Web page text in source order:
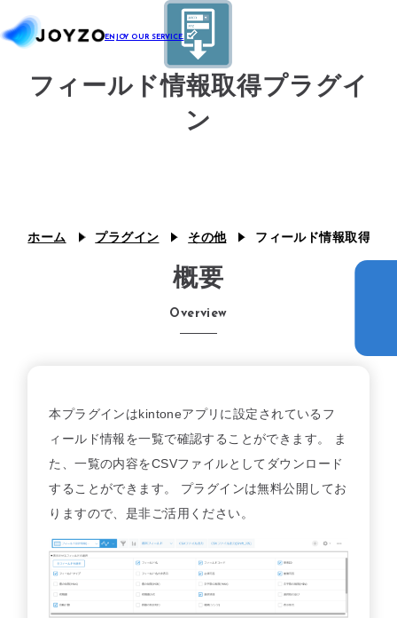
ジョイとも
J Camp
セミナー
簡単
フィールド情報取得プラグイ
ン
ホーム プラグイン その他 フィールド情報取得プ
概要
Overview
本プラグインはkintoneアプリに設定されているフ
ィールド情報を一覧で確認することができます。 ま
た、一覧の内容をCSVファイルとしてダウンロード
することができます。 プラグインは無料公開してお
りますので、是非ご活用ください。